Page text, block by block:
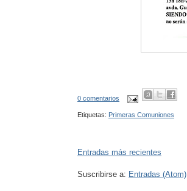
0 comentarios
Etiquetas: Primeras Comuniones
Entradas más recientes
Suscribirse a: Entradas (Atom)